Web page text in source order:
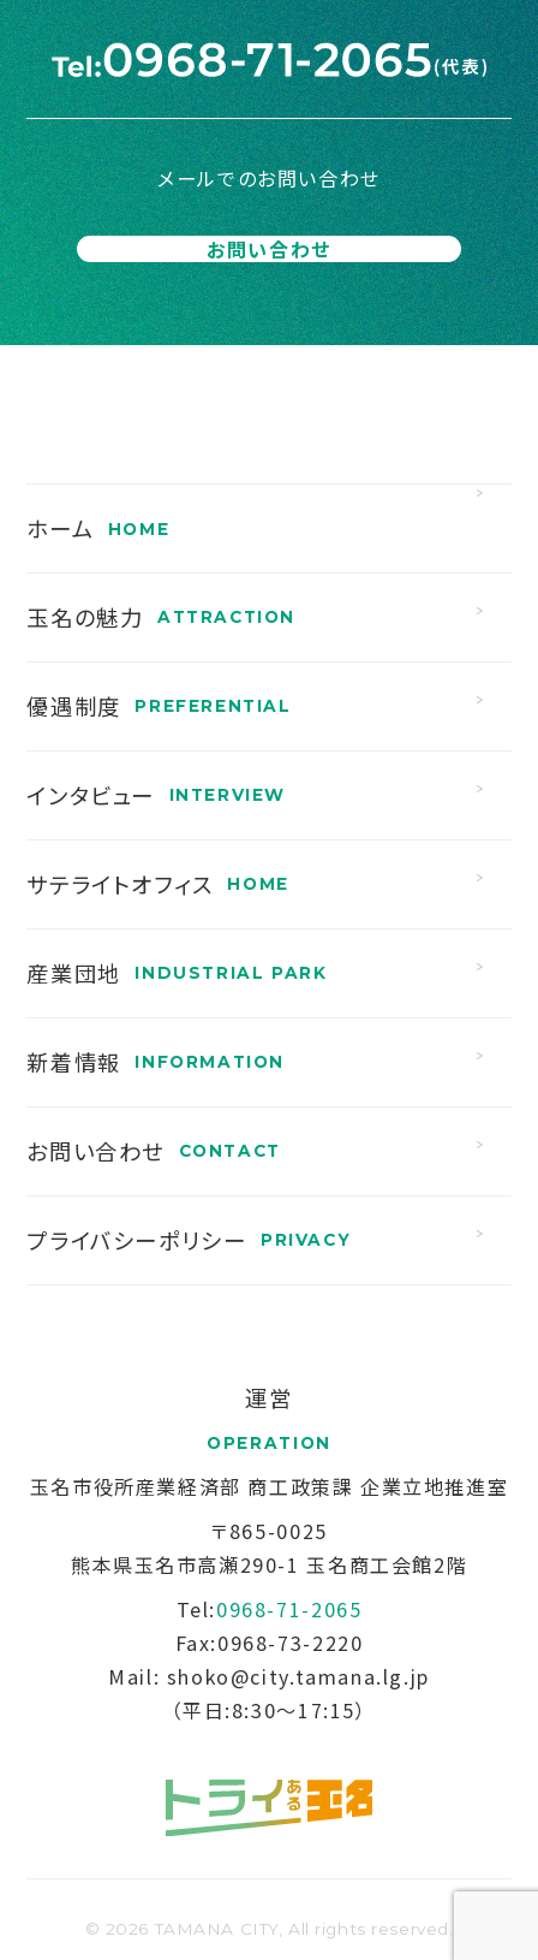
メールでのお問い合わせ
お問い合わせ
ホーム
玉名の魅力
優遇制度
インタビュー
サテライトオフィス
産業団地
新着情報
お問い合わせ
プライバシーポリシー
運営
玉名市役所産業経済部 商工政策課 企業立地推進室
〒865-0025
熊本県玉名市高瀬290-1玉名商工会館2階
Tel:0968-71-2065
Fax:0968-73-2220
Mail: shoko@city.tamana.lg.jp
（平日:8:30～17:15）
© 2026 TAMANA CITY, All rights reserved.